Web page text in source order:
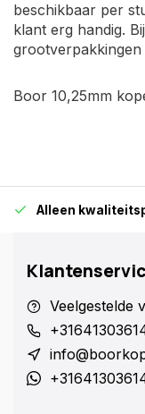
beschikbaar per
klant erg handig.
grootverpakkingen
Boor 10,25mm
Alleen
Veelgestelde